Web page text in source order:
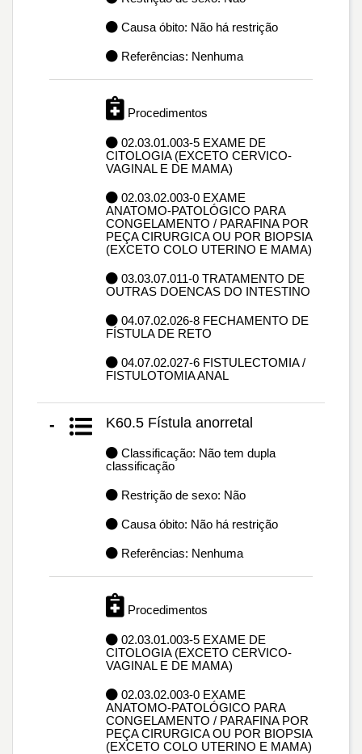
Causa óbito: Não há restrição
Referências: Nenhuma
Procedimentos
02.03.01.003-5 EXAME DE
CITOLOGIA (EXCETO CERVICO-
VAGINAL E DE MAMA)
02.03.02.003-0 EXAME
ANATOMO-PATOLÓGICO PARA
CONGELAMENTO / PARAFINA POR
PEÇA CIRURGICA OU POR BIOPSIA
(EXCETO COLO UTERINO E MAMA)
03.03.07.011-0 TRATAMENTO DE
OUTRAS DOENCAS DO INTESTINO
04.07.02.026-8 FECHAMENTO DE
FÍSTULA DE RETO
04.07.02.027-6 FISTULECTOMIA /
FISTULOTOMIA ANAL
- K60.5 Fístula anorretal
Classificação: Não tem dupla
classificação
Restrição de sexo: Não
Causa óbito: Não há restrição
Referências: Nenhuma
Procedimentos
02.03.01.003-5 EXAME DE
CITOLOGIA (EXCETO CERVICO-
VAGINAL E DE MAMA)
02.03.02.003-0 EXAME
ANATOMO-PATOLÓGICO PARA
CONGELAMENTO / PARAFINA POR
PEÇA CIRURGICA OU POR BIOPSIA
(EXCETO COLO UTERINO E MAMA)